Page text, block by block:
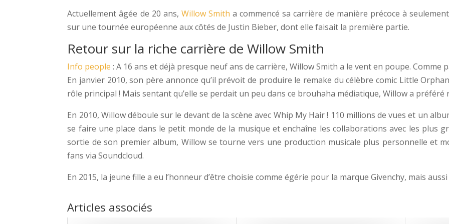
Actuellement âgée de 20 ans, Willow Smith a commencé sa carrière de manière précoce à
sur une tournée européenne aux côtés de Justin Bieber, dont elle faisait la première partie.
Retour sur la riche carrière de Willow Smith
Info people : A 16 ans et déjà presque neuf ans de carrière, Willow Smith a le vent en poupe. Comme
En janvier 2010, son père annonce qu’il prévoit de produire le remake du célèbre comic Little
rôle principal ! Mais sentant qu’elle se perdait un peu dans ce brouhaha médiatique, Willow a préféré
En 2010, Willow déboule sur le devant de la scène avec Whip My Hair ! 110 millions de vues et un
se faire une place dans le petit monde de la musique et enchaîne les collaborations avec les plus
sortie de son premier album, Willow se tourne vers une production musicale plus personnelle et
fans via Soundcloud.
En 2015, la jeune fille a eu l’honneur d’être choisie comme égérie pour la marque Givenchy, mais
Articles associés